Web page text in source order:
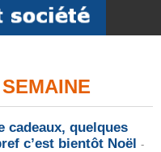
cadeaux, quelques
c’est bientôt Noël -